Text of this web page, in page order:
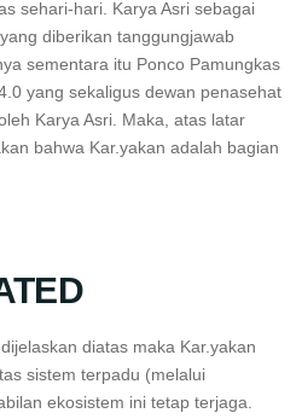
sehari-hari. Karya Asri sebagai
diberikan tanggungjawab
sementara itu Ponco Pamungkas
yang sekaligus dewan penasehat
Karya Asri. Maka, atas latar
bahwa Kar.yakan adalah bagian
diatas maka Kar.yakan
sistem terpadu (melalui
ekosistem ini tetap terjaga.